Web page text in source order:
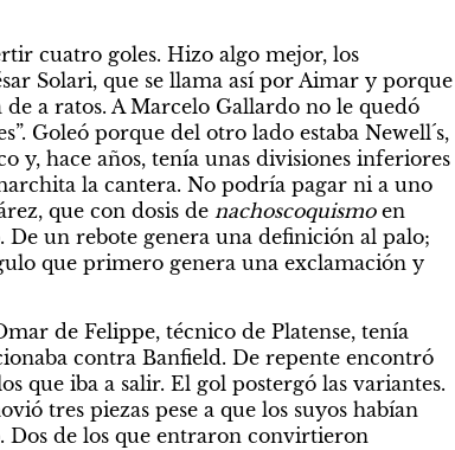
cuatro goles. Hizo algo mejor, los
Solari, que se llama así por Aimar y porque
a ratos. A Marcelo Gallardo no le quedó
Goleó porque del otro lado estaba Newell´s,
y, hace años, tenía unas divisiones inferiores
la cantera. No podría pagar ni a uno
que con dosis de nachoscoquismo en
De un rebote genera una definición al palo;
que primero genera una exclamación y
de Felippe, técnico de Platense, tenía
contra Banfield. De repente encontró
que iba a salir. El gol postergó las variantes.
tres piezas pese a que los suyos habían
Dos de los que entraron convirtieron